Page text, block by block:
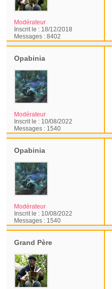
Modérateur
Inscrit le : 18/12/2018
Messages :8402
Opabinia
Modérateur
Inscrit le : 10/08/2022
Messages : 1540
Opabinia
Modérateur
Inscrit le : 10/08/2022
Messages : 1540
Grand Père